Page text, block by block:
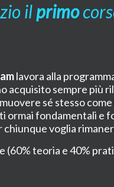
ilprimo
lavora alla
acquisito sempre più
sé stesso
ormai fondamentali e f
voglia
(60% teoria e 40%